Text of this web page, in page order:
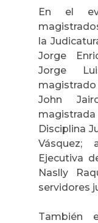
En el
la
Jorge
Jorge
John
Disciplina
Ejecutiva
Naslly
servidores
También